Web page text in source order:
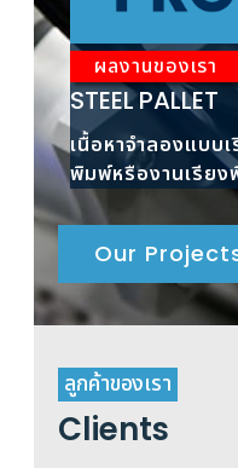
ผลงานของเรา
STEEL PALLET
เนื้อหาจำลองแบบ
พิมพ์หรืองานเรียง
เนื้อหาจำลองมาต
Our
ลูกค้าของเรา
Clients